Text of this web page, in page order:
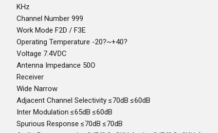
KHz
Channel Number 999
Work Mode F2D / F3E
Operating Temperature -20?~+40?
Voltage 7.4VDC
Antenna Impedance 50O
Receiver
Wide Narrow
Adjacent Channel Selectivity ≤70dB ≤60dB
Inter Modulation ≤65dB ≤60dB
Spurious Response ≤70dB ≤70dB